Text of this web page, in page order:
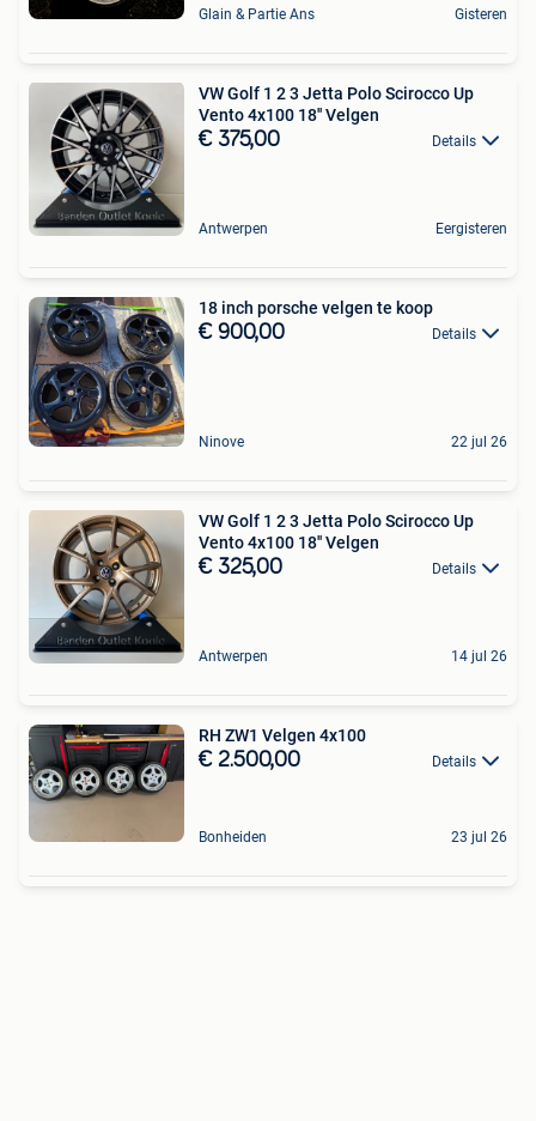
Glain & Partie Ans Gisteren
VW Golf 1 2 3 Jetta Polo Scirocco Up
Vento 4x100 18'' Velgen
€ 375,00 Details
Antwerpen Eergisteren
18 inch porsche velgen te koop
€ 900,00 Details
Ninove 22 jul 26
VW Golf 1 2 3 Jetta Polo Scirocco Up
Vento 4x100 18'' Velgen
€ 325,00 Details
Antwerpen 14 jul 26
RH ZW1 Velgen 4x100
€ 2.500,00 Details
Bonheiden 23 jul 26